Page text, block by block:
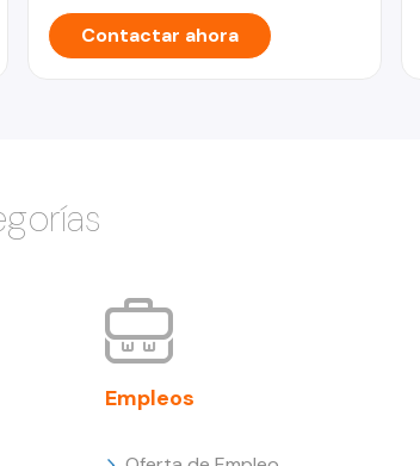
Contactar ahora
Empleos